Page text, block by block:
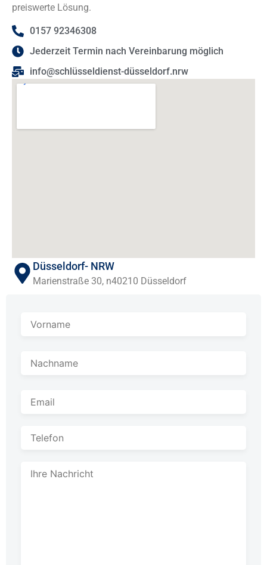
preiswerte Lösung.
0157 92346308
Jederzeit Termin nach Vereinbarung möglich
info@schlüsseldienst-düsseldorf.nrw
Düsseldorf- NRW
Marienstraße 30, n40210 Düsseldorf